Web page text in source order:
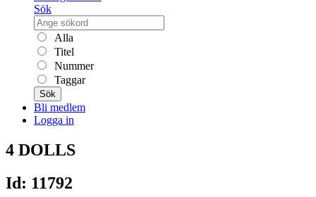
Sök
Alla
Titel
Nummer
Taggar
Sök
Bli medlem
Logga in
4 DOLLS
Id: 11792